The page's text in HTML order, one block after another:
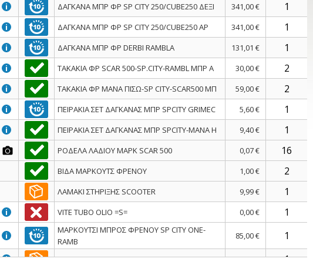
i ΔΑΓΚΑΝΑ ΜΠΡ ΦΡ SP CITY 250/CUBE250 ΔΕΞΙ
341,00 €
i ΔΑΓΚΑΝΑ ΜΠΡ ΦΡ SP CITY 250/CUBE250 ΑΡ
341,00 €
i ΔΑΓΚΑΝΑ ΜΠΡ ΦΡ DERBI RAMBLA
131,01 €
i ΤΑΚΑΚΙΑ ΦΡ SCAR 500-SP.CITY-RAMBL ΜΠΡ Α
30,00 €
i ΤΑΚΑΚΙΑ ΦΡ MANA ΠΙΣΩ-SP CITY-SCAR500 ΜΠ
59,00 €
i ΠΕΙΡΑΚΙΑ ΣΕΤ ΔΑΓΚΑΝΑΣ ΜΠΡ SPCITY GRIMEC
5,60 €
i ΠΕΙΡΑΚΙΑ ΣΕΤ ΔΑΓΚΑΝΑΣ ΜΠΡ SPCITY-MANA H
9,40 €
ΡΟΔΕΛΑ ΛΑΔΙΟΥ ΜΑΡΚ SCAR 500
0,07 €
ΒΙΔΑ ΜΑΡΚΟΥΤΣ ΦΡΕΝΟΥ
1,00 €
ΛΑΜΑΚΙ ΣΤΗΡΙΞΗΣ SCOOTER
9,99 €
i VITE TUBO OLIO =S= 0,00 €
i
ΜΑΡΚΟΥΤΣΙ ΜΠΡΟΣ ΦΡΕΝΟΥ SP CITY ONE-
RAMB
85,00 €
i ΚΙΤ ΕΠΙΣΚΕΥΗΣ ΔΑΓΚ SCAR 500 ΜΠΡΟΣ
20,00 €